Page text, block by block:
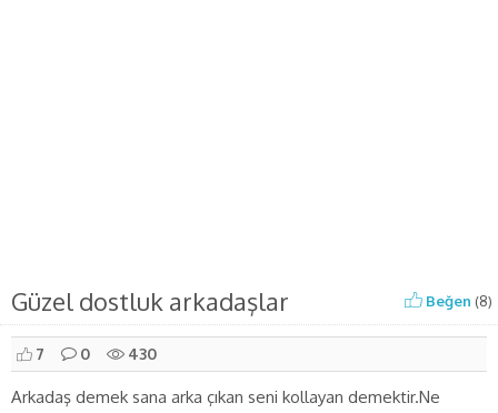
Güzel dostluk arkadaşlar Beğen (8)
7 0 430
Arkadaş demek sana arka çıkan seni kollayan demektir.Ne